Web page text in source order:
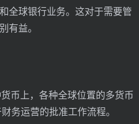
全球银行业务。这对于需要管
有益。
币上，各种全球位置的多货币
务运营的批准工作流程。